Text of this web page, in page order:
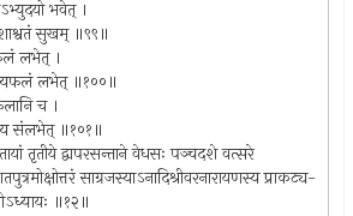
भवेत् ।
शाश्वतं सुखम् ॥९९॥
लभेत् ।
लभेत् ॥१००॥
च ।
संलभेत् ॥१०१॥
तृतीये द्वापरसन्ताने वेधसः पञ्चदशे वत्सरे
साग्रजस्याऽनादिश्रीवरनारायणस्य प्राकट्य-
॥१२॥